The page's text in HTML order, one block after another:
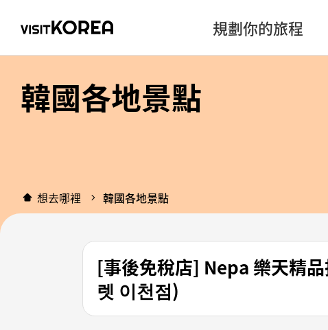
規劃你的旅程
韓國各地景點
想去哪裡 韓國各地景點
[事後免稅店] Nepa 樂天精
렛 이천점)